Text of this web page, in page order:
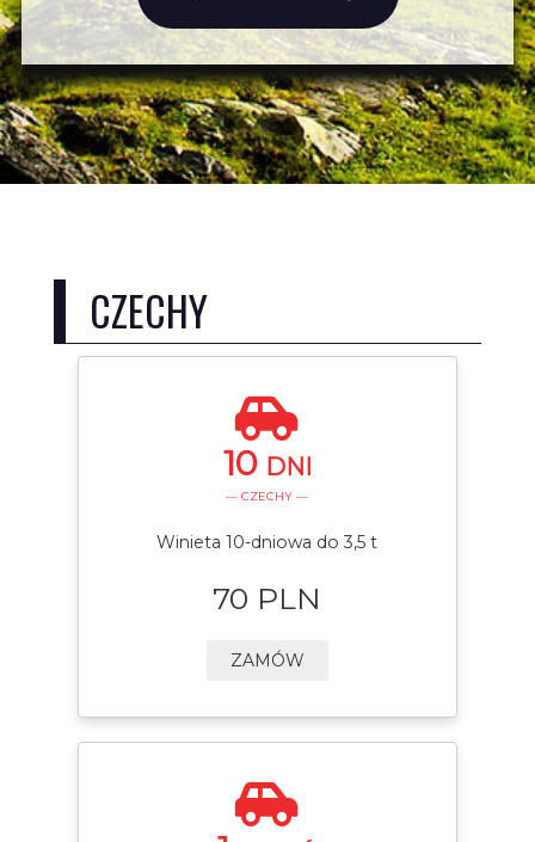
CZECHY
10 DNI
— CZECHY —
Winieta 10-dniowa do 3,5 t
70 PLN
ZAMÓW